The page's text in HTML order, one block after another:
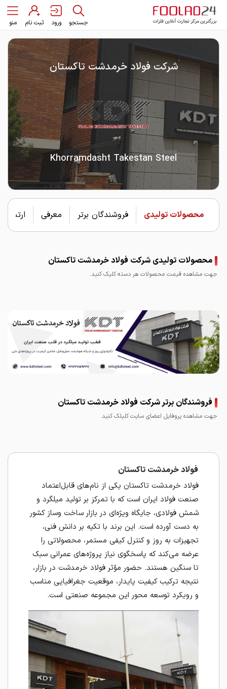
جستجو ورود ثبت نام منو
شرکت فولاد خرمدشت تاکستان
Khorramdasht Takestan Steel
محصولات تولیدی فروشندگان برتر معرفی ارتباط
محصولات تولیدی شرکت فولاد خرمدشت تاکستان
جهت مشاهده قیمت محصولات هر دسته کلیک کنید.
فروشندگان برتر شرکت فولاد خرمدشت تاکستان
جهت مشاهده پروفایل اعضای سایت کلیلک کنید.
فولاد خرمدشت تاکستان
فولاد خرمدشت تاکستان یکی از نام‌های قابل‌اعتماد
صنعت فولاد ایران است که با تمرکز بر تولید میلگرد و
شمش فولادی، جایگاه ویژه‌ای در بازار ساخت‌ وساز کشور
به دست آورده است. این برند با تکیه بر دانش فنی،
تجهیزات به‌ روز و کنترل کیفی مستمر، محصولاتی را
عرضه می‌کند که پاسخگوی نیاز پروژه‌های عمرانی سبک
تا سنگین هستند. حضور مؤثر فولاد خرمدشت در بازار،
نتیجه ترکیب کیفیت پایدار، موقعیت جغرافیایی مناسب
و رویکرد توسعه‌ محور این مجموعه صنعتی است.